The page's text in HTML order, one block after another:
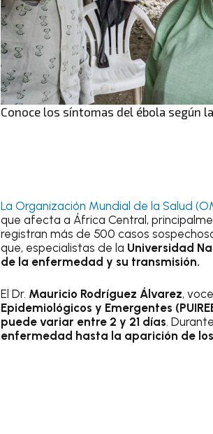
Conoce los síntomas del ébola según
La Organización Mundial de la Salud
que afecta a África Central,
registran más de 500 casos
que, especialistas de la Universidad
de la enfermedad y su transmisión.
El Dr. Mauricio Rodríguez Álvarez,
Epidemiológicos y Emergentes
puede variar entre 2 y 21 días.
enfermedad hasta la aparición de